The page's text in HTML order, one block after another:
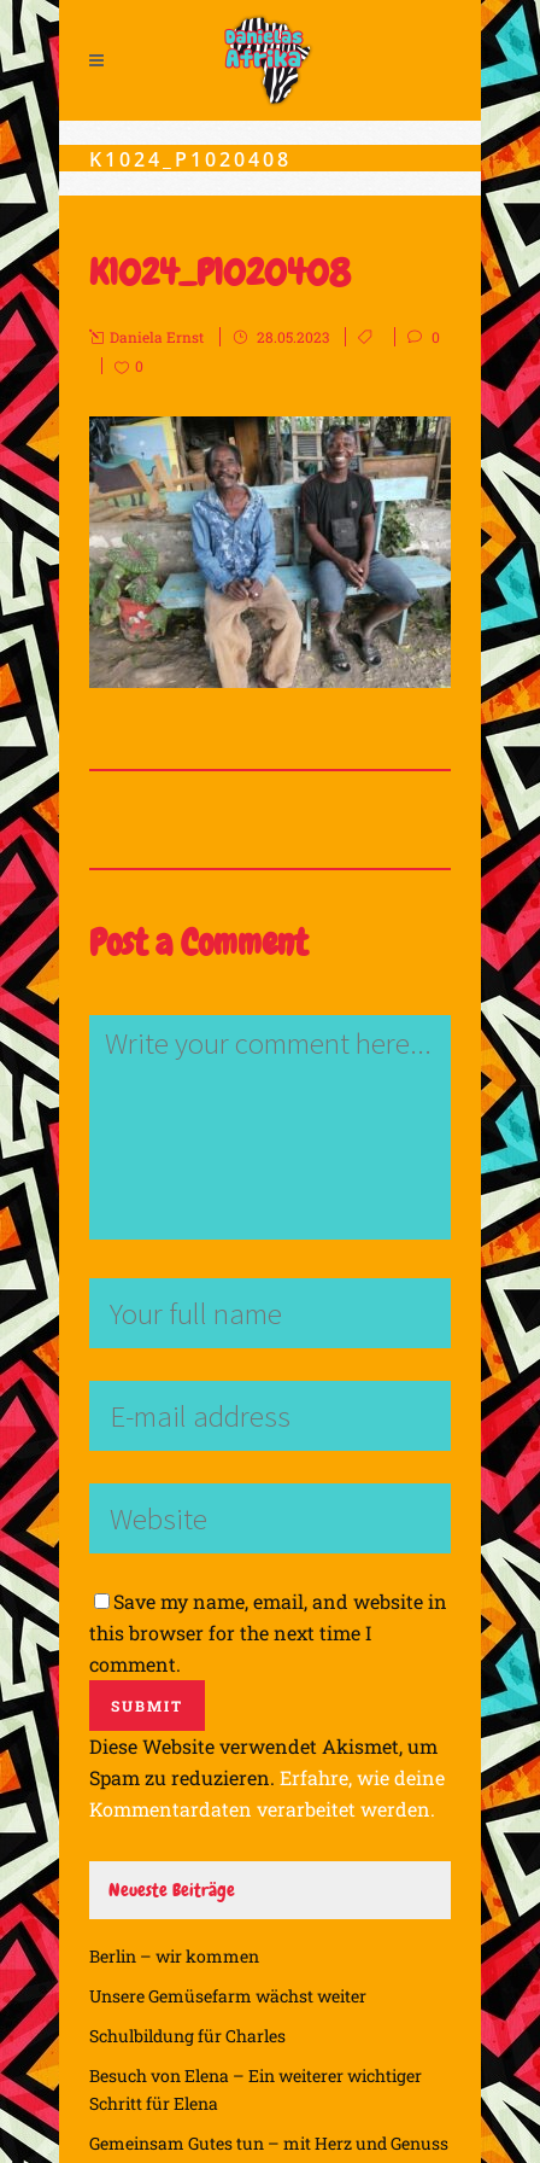
K1024_P1020408
K1024_P1020408
Daniela Ernst 28.05.2023
0
0
Post a Comment
Save my name, email, and website in
this browser for the next time I
comment.
Diese Website verwendet Akismet, um
Spam zu reduzieren. Erfahre, wie deine
Kommentardaten verarbeitet werden.
Neueste Beiträge
Berlin – wir kommen
Unsere Gemüsefarm wächst weiter
Schulbildung für Charles
Besuch von Elena – Ein weiterer wichtiger
Schritt für Elena
Gemeinsam Gutes tun – mit Herz und Genuss